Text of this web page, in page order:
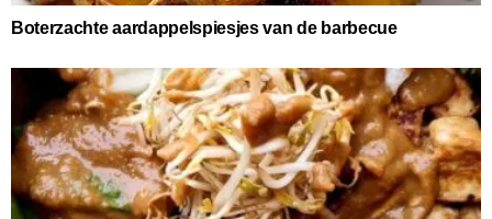
Boterzachte aardappelspiesjes van de barbecue